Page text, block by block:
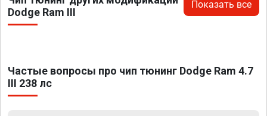
Dodge Ram III
Показать все
Частые вопросы про чип тюнинг Dodge Ram 4.7
III 238 лс